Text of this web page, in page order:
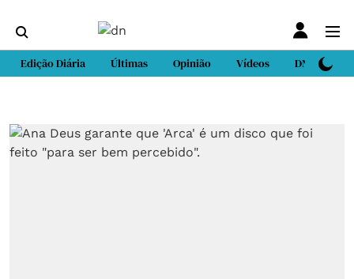
Edição Diária Últimas Opinião Vídeos DN Sport